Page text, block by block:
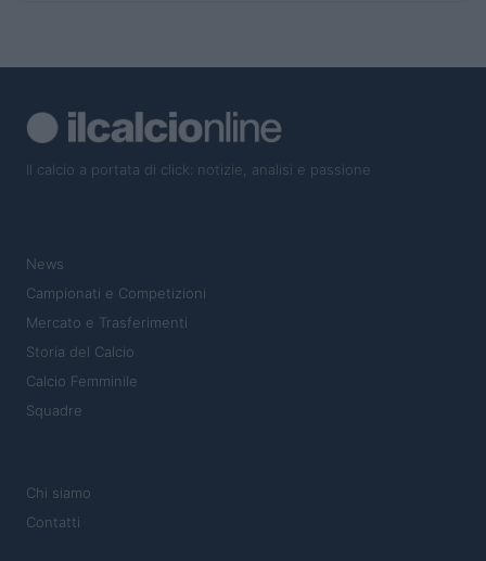
Il calcio a portata di click: notizie, analisi e passione
News
Campionati e Competizioni
Mercato e Trasferimenti
Storia del Calcio
Calcio Femminile
Squadre
Chi siamo
Contatti